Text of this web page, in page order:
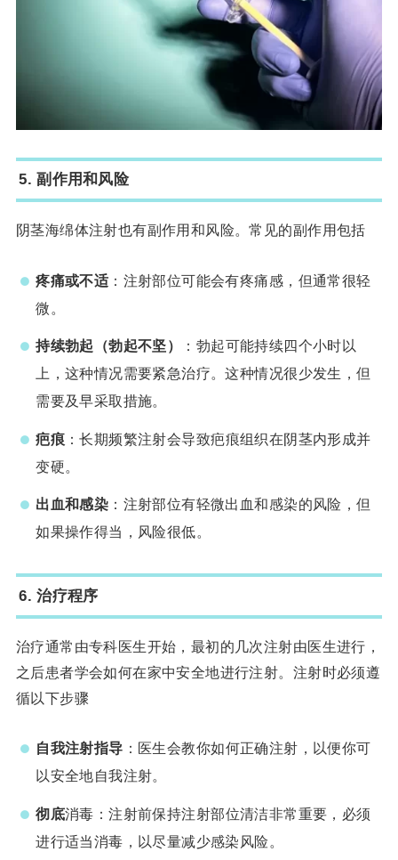
5.副作用和风险
阴茎海绵体注射也有副作用和风险。常见的副作用包括
疼痛或不适 ：注射部位可能会有疼痛感，但通常很轻
微。
持续勃起（勃起不坚）
：勃起可能持续四个小时以
上，这种情况需要紧急治疗。这种情况很少发生，但
需要及早采取措施。
疤痕：长期频繁注射会导致疤痕组织在阴茎内形成并
变硬。
出血和感染 ：注射部位有轻微出血和感染的风险，但
如果操作得当，风险很低。
6.治疗程序
治疗通常由专科医生开始，最初的几次注射由医生进行，
之后患者学会如何在家中安全地进行注射。注射时必须遵
循以下步骤
自我注射指导 ：医生会教你如何正确注射，以便你可
以安全地自我注射。
彻底消毒：注射前保持注射部位清洁非常重要，必须
进行适当消毒，以尽量减少感染风险。